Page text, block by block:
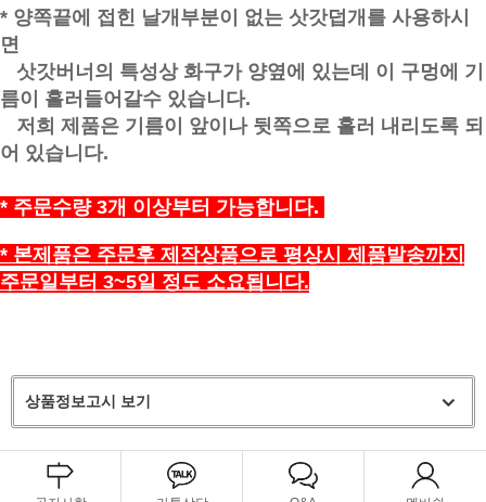
* 양쪽끝에 접힌 날개부분이 없는 삿갓덥개를 사용하시
면
삿갓버너의 특성상 화구가 양옆에 있는데 이 구멍에 기
름이 흘러들어갈수 있습니다.
저희 제품은 기름이 앞이나 뒷쪽으로 흘러 내리도록 되
어 있습니다.
* 주문수량 3개 이상부터 가능합니다.
* 본제품은 주문후 제작상품으로 평상시 제품발송까지
주문일부터 3~5일 정도 소요됩니다.
상품정보고시 보기